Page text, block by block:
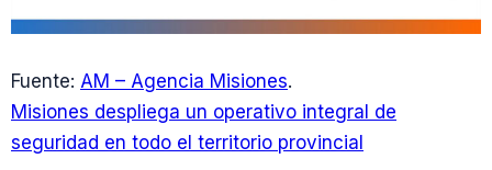
Fuente: AM – Agencia Misiones.
Misiones despliega un operativo integral de
seguridad en todo el territorio provincial